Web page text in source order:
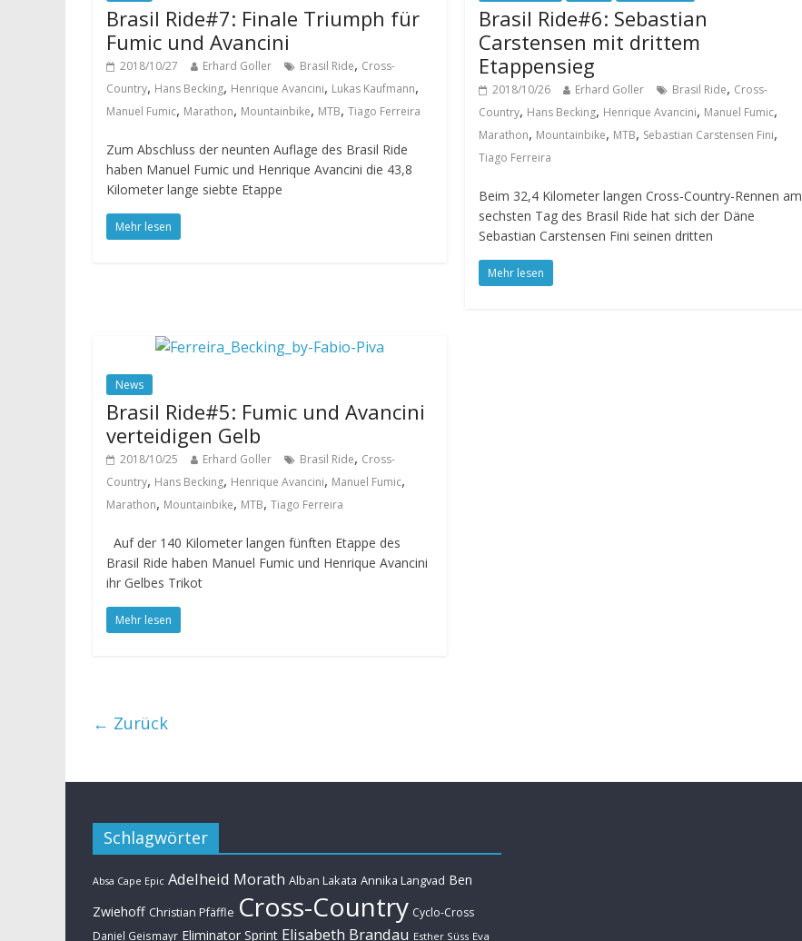
Brasil Ride#7: Finale Triumph für
Fumic und Avancini
2018/10/27 Erhard Goller Brasil Ride, Cross-
Country, Hans Becking, Henrique Avancini, Lukas Kaufmann,
Manuel Fumic, Marathon, Mountainbike, MTB, Tiago Ferreira
Zum Abschluss der neunten Auflage des Brasil Ride
haben Manuel Fumic und Henrique Avancini die 43,8
Kilometer lange siebte Etappe
Mehr lesen
Brasil Ride#6: Sebastian
Carstensen mit drittem
Etappensieg
2018/10/26 Erhard Goller Brasil Ride, Cross-
Country, Hans Becking, Henrique Avancini, Manuel Fumic,
Marathon, Mountainbike, MTB, Sebastian Carstensen Fini,
Tiago Ferreira
Beim 32,4 Kilometer langen Cross-Country-Rennen am
sechsten Tag des Brasil Ride hat sich der Däne
Sebastian Carstensen Fini seinen dritten
Mehr lesen
News
Brasil Ride#5: Fumic und Avancini
verteidigen Gelb
2018/10/25 Erhard Goller Brasil Ride, Cross-
Country, Hans Becking, Henrique Avancini, Manuel Fumic,
Marathon, Mountainbike, MTB, Tiago Ferreira
Auf der 140 Kilometer langen fünften Etappe des
Brasil Ride haben Manuel Fumic und Henrique Avancini
ihr Gelbes Trikot
Mehr lesen
← Zurück
Schlagwörter
Absa Cape Epic Adelheid Morath Alban Lakata Annika Langvad Ben
Zwiehoff Christian Pfäffle Cross-Country Cyclo-Cross
Daniel Geismayr Eliminator Sprint Elisabeth Brandau Esther Süss Eva